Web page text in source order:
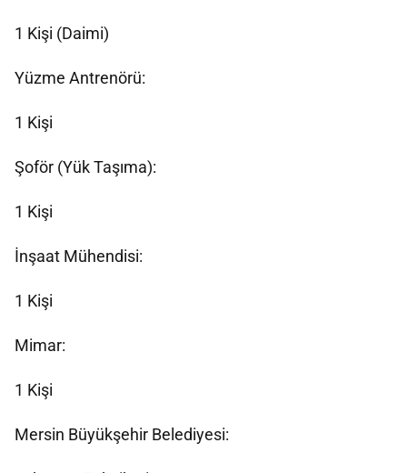
1 Kişi (Daimi)
Yüzme Antrenörü:
1 Kişi
Şoför (Yük Taşıma):
1 Kişi
İnşaat Mühendisi:
1 Kişi
Mimar:
1 Kişi
Mersin Büyükşehir Belediyesi: